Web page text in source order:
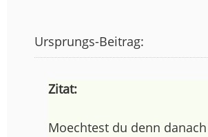
Ursprungs-Beitrag:
Zitat:
Moechtest du denn danach